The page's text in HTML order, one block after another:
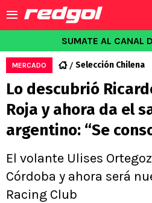
SUMATE AL CANAL
MERCADO Selección Chilena
Lo descubrió
Roja y ahora da el
argentino: “Se
El volante Ulises
Córdoba y ahora será
Racing Club